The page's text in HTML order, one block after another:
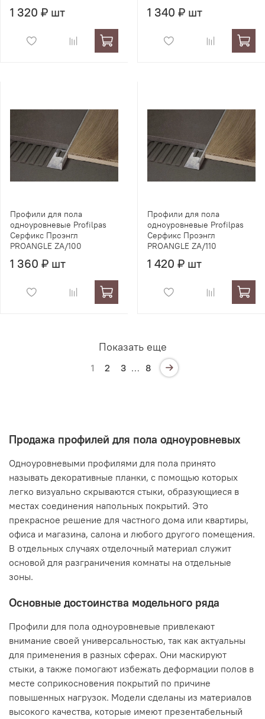
1 320 ₽ шт 1 340 ₽ шт
Профили для пола
одноуровневые Profilpas
Серфикс Проэнгл
PROANGLE ZA/100
1 360 ₽ шт
Профили для пола
одноуровневые Profilpas
Серфикс Проэнгл
PROANGLE ZA/110
1 420 ₽ шт
Показать еще
1 2 3 … 8
Продажа профилей для пола одноуровневых
Одноуровневыми профилями для пола принято
называть декоративные планки, с помощью которых
легко визуально скрываются стыки, образующиеся в
местах соединения напольных покрытий. Это
прекрасное решение для частного дома или квартиры,
офиса и магазина, салона и любого другого помещения.
В отдельных случаях отделочный материал служит
основой для разграничения комнаты на отдельные
зоны.
Основные достоинства модельного ряда
Профили для пола одноуровневые привлекают
внимание своей универсальностью, так как актуальны
для применения в разных сферах. Они маскируют
стыки, а также помогают избежать деформации полов в
месте соприкосновения покрытий по причине
повышенных нагрузок. Модели сделаны из материалов
высокого качества, которые имеют презентабельный